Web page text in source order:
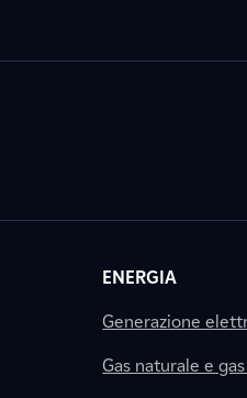
ENERGIA
Generazione
Gas naturale e